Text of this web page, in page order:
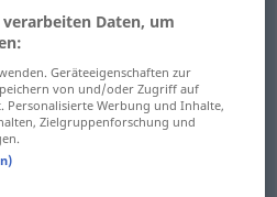
Daten, um
Geräteeigenschaften zur
von und/oder Zugriff auf
Werbung und Inhalte,
Zielgruppenforschung und